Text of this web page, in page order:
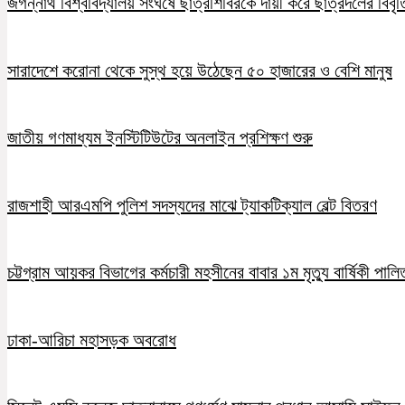
সারাদেশে করোনা থেকে সুস্থ হয়ে উঠেছেন ৫০ হাজারের ও বেশি মানুষ
জাতীয় গণমাধ্যম ইনস্টিটিউটের অনলাইন প্রশিক্ষণ শুরু
রাজশাহী আরএমপি পুলিশ সদস্যদের মাঝে ট্যাকটিক্যাল বেল্ট বিতরণ
চট্টগ্রাম আয়কর বিভাগের কর্মচারী মহসীনের বাবার ১ম মৃত্যু বার্ষিকী
ঢাকা-আরিচা মহাসড়ক অবরোধ